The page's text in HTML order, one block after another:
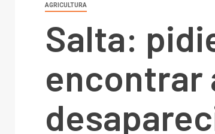
AGRICULTURA
Salta:
encontrar